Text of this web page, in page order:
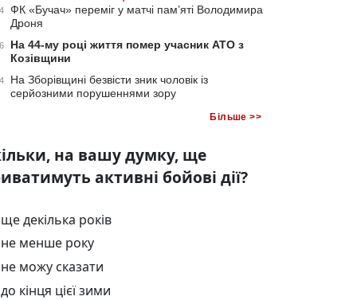
ФК «Бучач» переміг у матчі пам’яті Володимира
Дроня
На 44-му році життя помер учасник АТО з
Козівщини
На Зборівщині безвісти зник чоловік із
серйозними порушеннями зору
Більше >>
на вашу думку, ще
активні бойові дії?
ще декілька років
не менше року
не можу сказати
до кінця цієї зими